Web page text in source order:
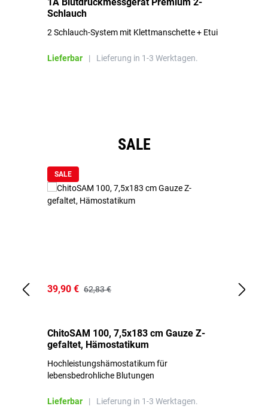
Schlauch
2 Schlauch-System mit Klettmanschette + Etui
Lieferbar | Lieferung in 1-3 Werktagen.
SALE
SALE
39,90 € 62,83 €
ChitoSAM 100, 7,5x183 cm Gauze Z-
gefaltet, Hämostatikum
Hochleistungshämostatikum für
lebensbedrohliche Blutungen
Lieferbar | Lieferung in 1-3 Werktagen.